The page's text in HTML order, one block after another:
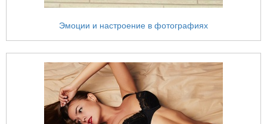
Эмоции и настроение в фотографиях